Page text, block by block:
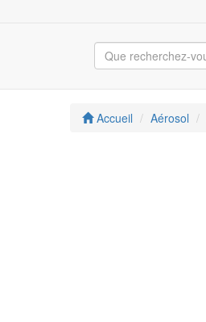
Accueil Aérosol